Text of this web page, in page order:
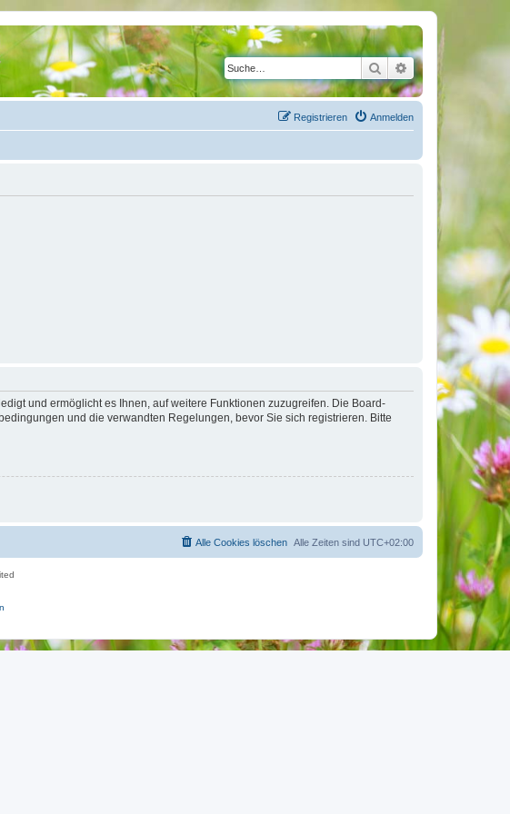
SucheErweiterte Suche
Anmelden
Registrieren
und ermöglicht es Ihnen, auf weitere Funktionen zuzugreifen. Die Board-
und die verwandten Regelungen, bevor Sie sich registrieren. Bitte
Alle Zeiten sind UTC+02:00
Alle Cookies löschen